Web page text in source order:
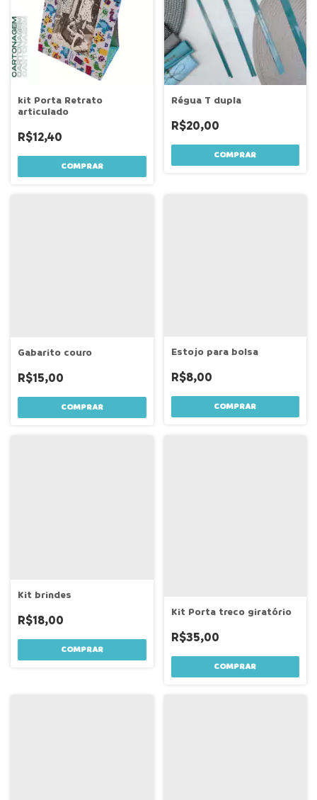
kit Porta Retrato
articulado
R$12,40
Régua T dupla
R$20,00
COMPRAR
Gabarito couro
R$15,00
COMPRAR
Estojo para bolsa
R$8,00
Kit brindes
R$18,00
Kit Porta treco giratório
R$35,00